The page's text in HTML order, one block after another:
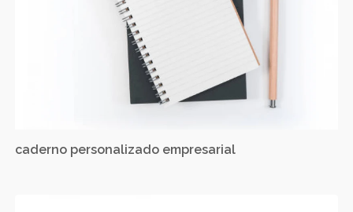
caderno personalizado empresarial